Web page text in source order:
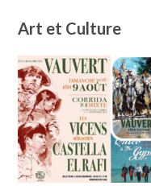
Art et Culture